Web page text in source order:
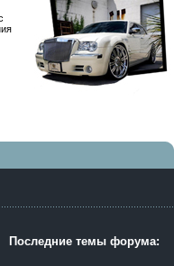
Последние темы форума: